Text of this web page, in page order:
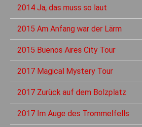
2014 Ja, das muss so laut
2015 Am Anfang war der Lärm
2015 Buenos Aires City Tour
2017 Magical Mystery Tour
2017 Zurück auf dem Bolzplatz
2017 Im Auge des Trommelfells